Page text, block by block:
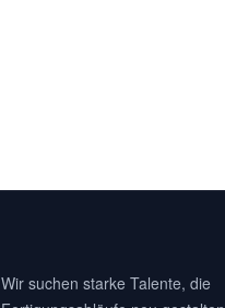
Wir suchen starke Talente, die